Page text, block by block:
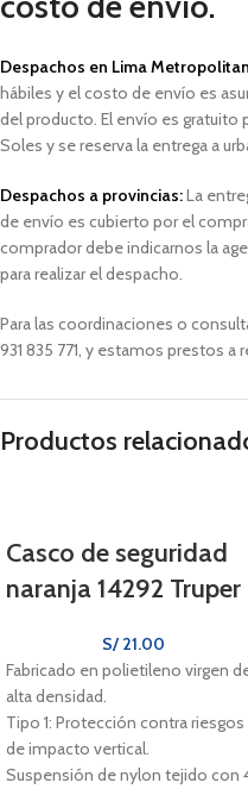
Despachos en Lima
hábiles y el costo de envío es
del producto. El envío es
Soles yse reserva la entrega a
Despachos a provincias:La
de envío es cubierto por el
comprador debe indicarnos la
para realizar el despacho.
Para las coordinaciones o
931 835 771, y estamos prestos a
Productos
Casco de seguridad
naranja 14292 Truper
S/21.00
Fabricado en polietileno virgen
alta densidad.
Tipo 1: Protección contra riesgos
de impacto vertical.
Suspensión de nylon tejido con